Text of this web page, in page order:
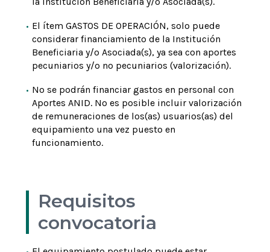
El ítem GASTOS DE OPERACIÓN, solo puede
considerar financiamiento de la Institución
Beneficiaria y/o Asociada(s), ya sea con aportes
pecuniarios y/o no pecuniarios (valorización).
No se podrán financiar gastos en personal con
Aportes ANID. No es posible incluir valorización
de remuneraciones de los(as) usuarios(as) del
equipamiento una vez puesto en
funcionamiento.
Requisitos
convocatoria